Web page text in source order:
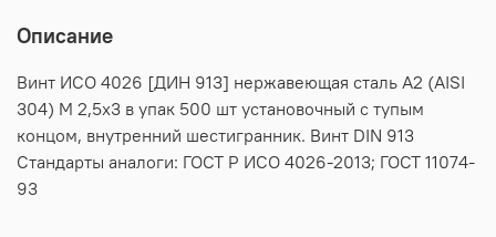
Описание
Винт ИСО 4026 [ДИН 913] нержавеющая сталь А2 (AISI
304) M 2,5х3 в упак 500 шт установочный с тупым
концом, внутренний шестигранник. Винт DIN 913
Стандарты аналоги: ГОСТ Р ИСО 4026-2013; ГОСТ 11074-
93